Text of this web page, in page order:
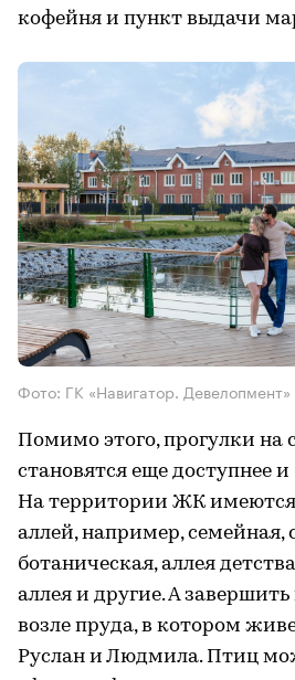
кофейня и пункт выдачи
Фото: ГК «Навигатор. Девелопмент»
Помимо этого, прогулки на
становятся еще доступнее
На территории ЖК имеются
аллей, например, семейная,
ботаническая, аллея
аллея и другие. А
возле пруда, в котором
Руслан и Людмила. Птиц